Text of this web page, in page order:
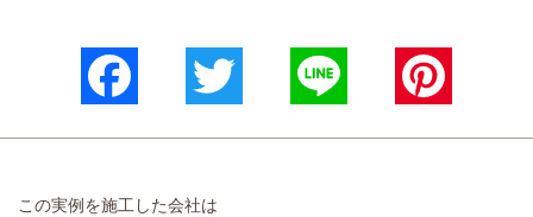
Facebook
この実例を施工した会社は